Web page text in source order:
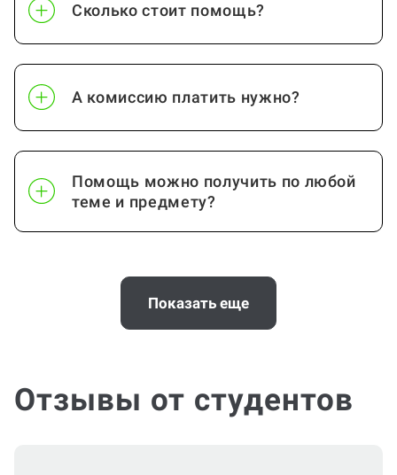
Сколько стоит помощь?
А комиссию платить нужно?
Помощь можно получить по любой
теме и предмету?
Помощь с услугой Дневник по
практике нужна срочно
(консультация по Дневнику по
Показать еще
Отзывы от студентов